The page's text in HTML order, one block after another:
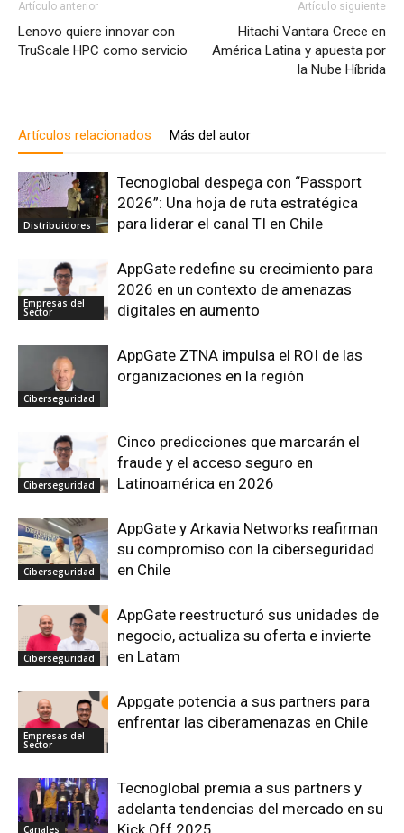
Artículo anterior
Lenovo quiere innovar con
TruScale HPC como servicio
Artículo siguiente
Hitachi Vantara Crece en
América Latina y apuesta por
la Nube Híbrida
Artículos relacionados Más del autor
Distribuidores
Tecnoglobal despega con “Passport
2026”: Una hoja de ruta estratégica
para liderar el canal TI en Chile
Empresas del
Sector
AppGate redefine su crecimiento para
2026 en un contexto de amenazas
digitales en aumento
Ciberseguridad
AppGate ZTNA impulsa el ROI de las
organizaciones en la región
Ciberseguridad
Cinco predicciones que marcarán el
fraude y el acceso seguro en
Latinoamérica en 2026
Ciberseguridad
AppGate y Arkavia Networks reafirman
su compromiso con la ciberseguridad
en Chile
Ciberseguridad
AppGate reestructuró sus unidades de
negocio, actualiza su oferta e invierte
en Latam
Empresas del
Sector
Appgate potencia a sus partners para
enfrentar las ciberamenazas en Chile
Canales
Tecnoglobal premia a sus partners y
adelanta tendencias del mercado en su
Kick Off 2025